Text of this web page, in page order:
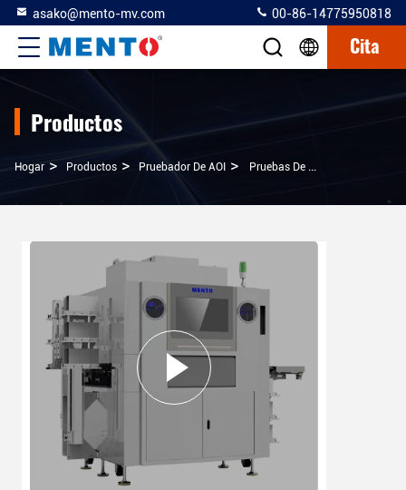
asako@mento-mv.com 00-86-14775950818
Cita
Productos
Hogar > Productos > Pruebador De AOI > Pruebas De Alambre De Oro, Pruebas De Chips, Pruebas De Sensores, Enfoque De Diseño De Doble Calibre